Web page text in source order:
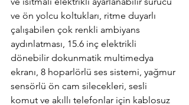
ve ön yolcu koltukları, ritme duyarlı
çalışabilen çok renkli ambiyans
aydınlatması, 15.6 inç elektrikli
dönebilir dokunmatik multimedya
ekranı, 8 hoparlörlü ses sistemi, yağmur
sensörlü ön cam silecekleri, sesli
komut ve akıllı telefonlar için kablosuz